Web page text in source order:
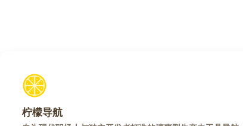
柠檬导航